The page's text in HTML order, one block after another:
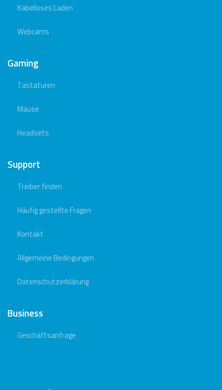
Kabelloses Laden
Webcams
Gaming
Tastaturen
Mäuse
Headsets
Support
Treiber finden
Häufig gestellte Fragen
Kontakt
Allgemeine Bedingungen
Datenschutzerklärung
Business
Geschäftsanfrage